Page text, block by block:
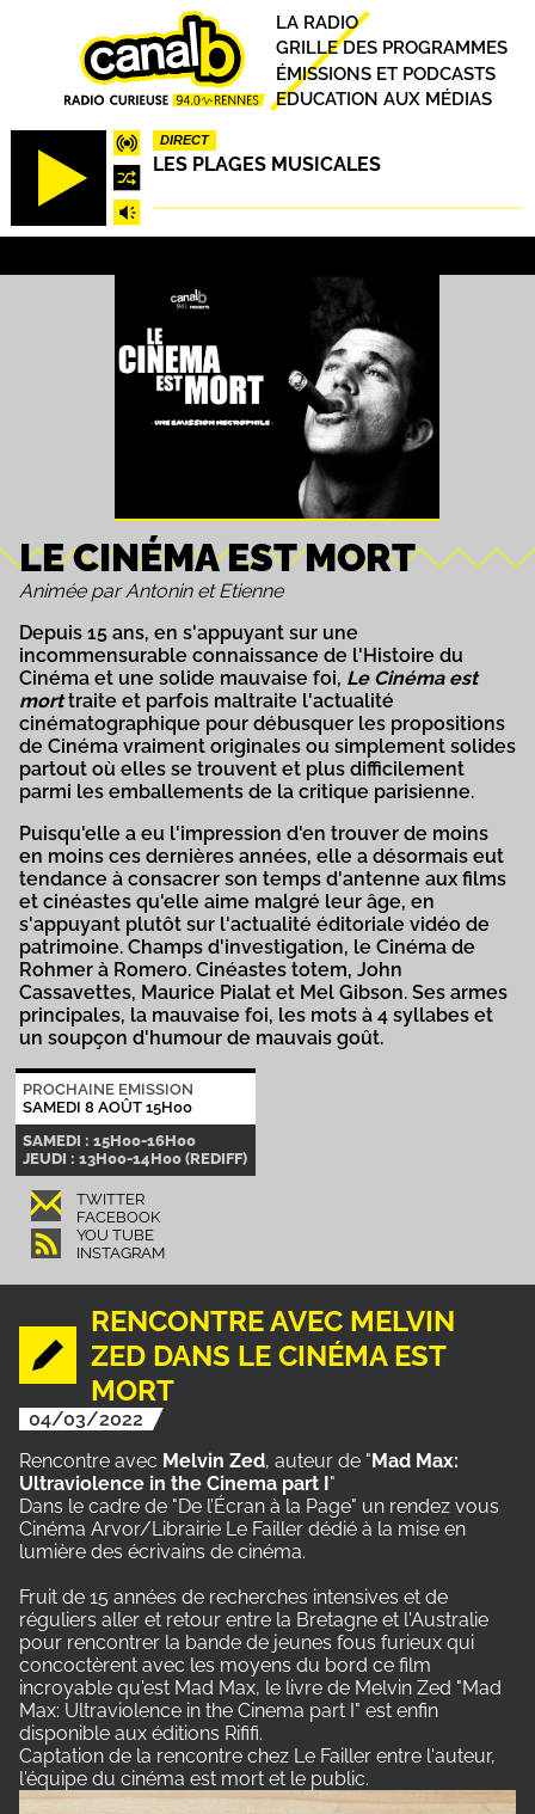
DIRECT
LES PLAGES MUSICALES
Principal
LA RADIO
GRILLE DES PROGRAMMES
ÉMISSIONS ET PODCASTS
EDUCATION AUX MÉDIAS
LE CINÉMA EST MORT
Animée par Antonin et Etienne
Depuis 15 ans, en s'appuyant sur une
incommensurable connaissance de l'Histoire du
Cinéma et une solide mauvaise foi, Le Cinéma est
morttraite et parfois maltraite l'actualité
cinématographique pour débusquer les propositions
de Cinéma vraiment originales ou simplement solides
partout où elles se trouvent et plus difficilement
parmi les emballements de la critique parisienne.
Puisqu'elle a eu l'impression d'en trouver de moins
en moins ces dernières années, elle a désormais eut
tendance à consacrer son temps d'antenne aux films
et cinéastes qu'elle aime malgré leur âge, en
s'appuyant plutôt sur l'actualité éditoriale vidéo de
patrimoine. Champs d'investigation, le Cinéma de
Rohmer à Romero. Cinéastes totem, John
Cassavettes, Maurice Pialat et Mel Gibson. Ses armes
principales, la mauvaise foi, les mots à 4 syllabes et
un soupçon d'humour de mauvais goût.
PROCHAINE EMISSION
SAMEDI 8 AOÛT 15H00
SAMEDI : 15H00-16H00
JEUDI : 13H00-14H00 (REDIFF)
TWITTER
FACEBOOK
YOU TUBE
INSTAGRAM
RENCONTRE AVEC MELVIN
ZED DANS LE CINÉMA EST
MORT
04/03/2022
Rencontre avec Melvin Zed, auteur de "Mad Max:
Ultraviolence in the Cinema part I"
Dans le cadre de "De l’Écran à la Page" un rendez vous
Cinéma Arvor/Librairie Le Failler dédié à la mise en
lumière des écrivains de cinéma.
Fruit de 15 années de recherches intensives et de
réguliers aller et retour entre la Bretagne et l'Australie
pour rencontrer la bande de jeunes fous furieux qui
concoctèrent avec les moyens du bord ce film
incroyable qu'est Mad Max, le livre de Melvin Zed "Mad
Max: Ultraviolence in the Cinema part I" est enfin
disponible aux éditions Rififi.
Captation de la rencontre chez Le Failler entre l'auteur,
l'équipe du cinéma est mort et le public.